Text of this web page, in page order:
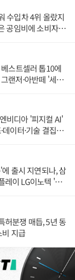
수입차 4위 올랐지
공임비에 소비자
스트셀러 톱10에
랜저·아반떼 '세단
비디아 '피지컬 AI'
이터·기술 결집
출시 지연되나, 삼
레이 LG이노텍 '탈
허분쟁 매듭, 5년 동
지급